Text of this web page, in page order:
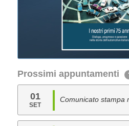
Prossimi appuntamenti
01
SET
Comunicato stampa